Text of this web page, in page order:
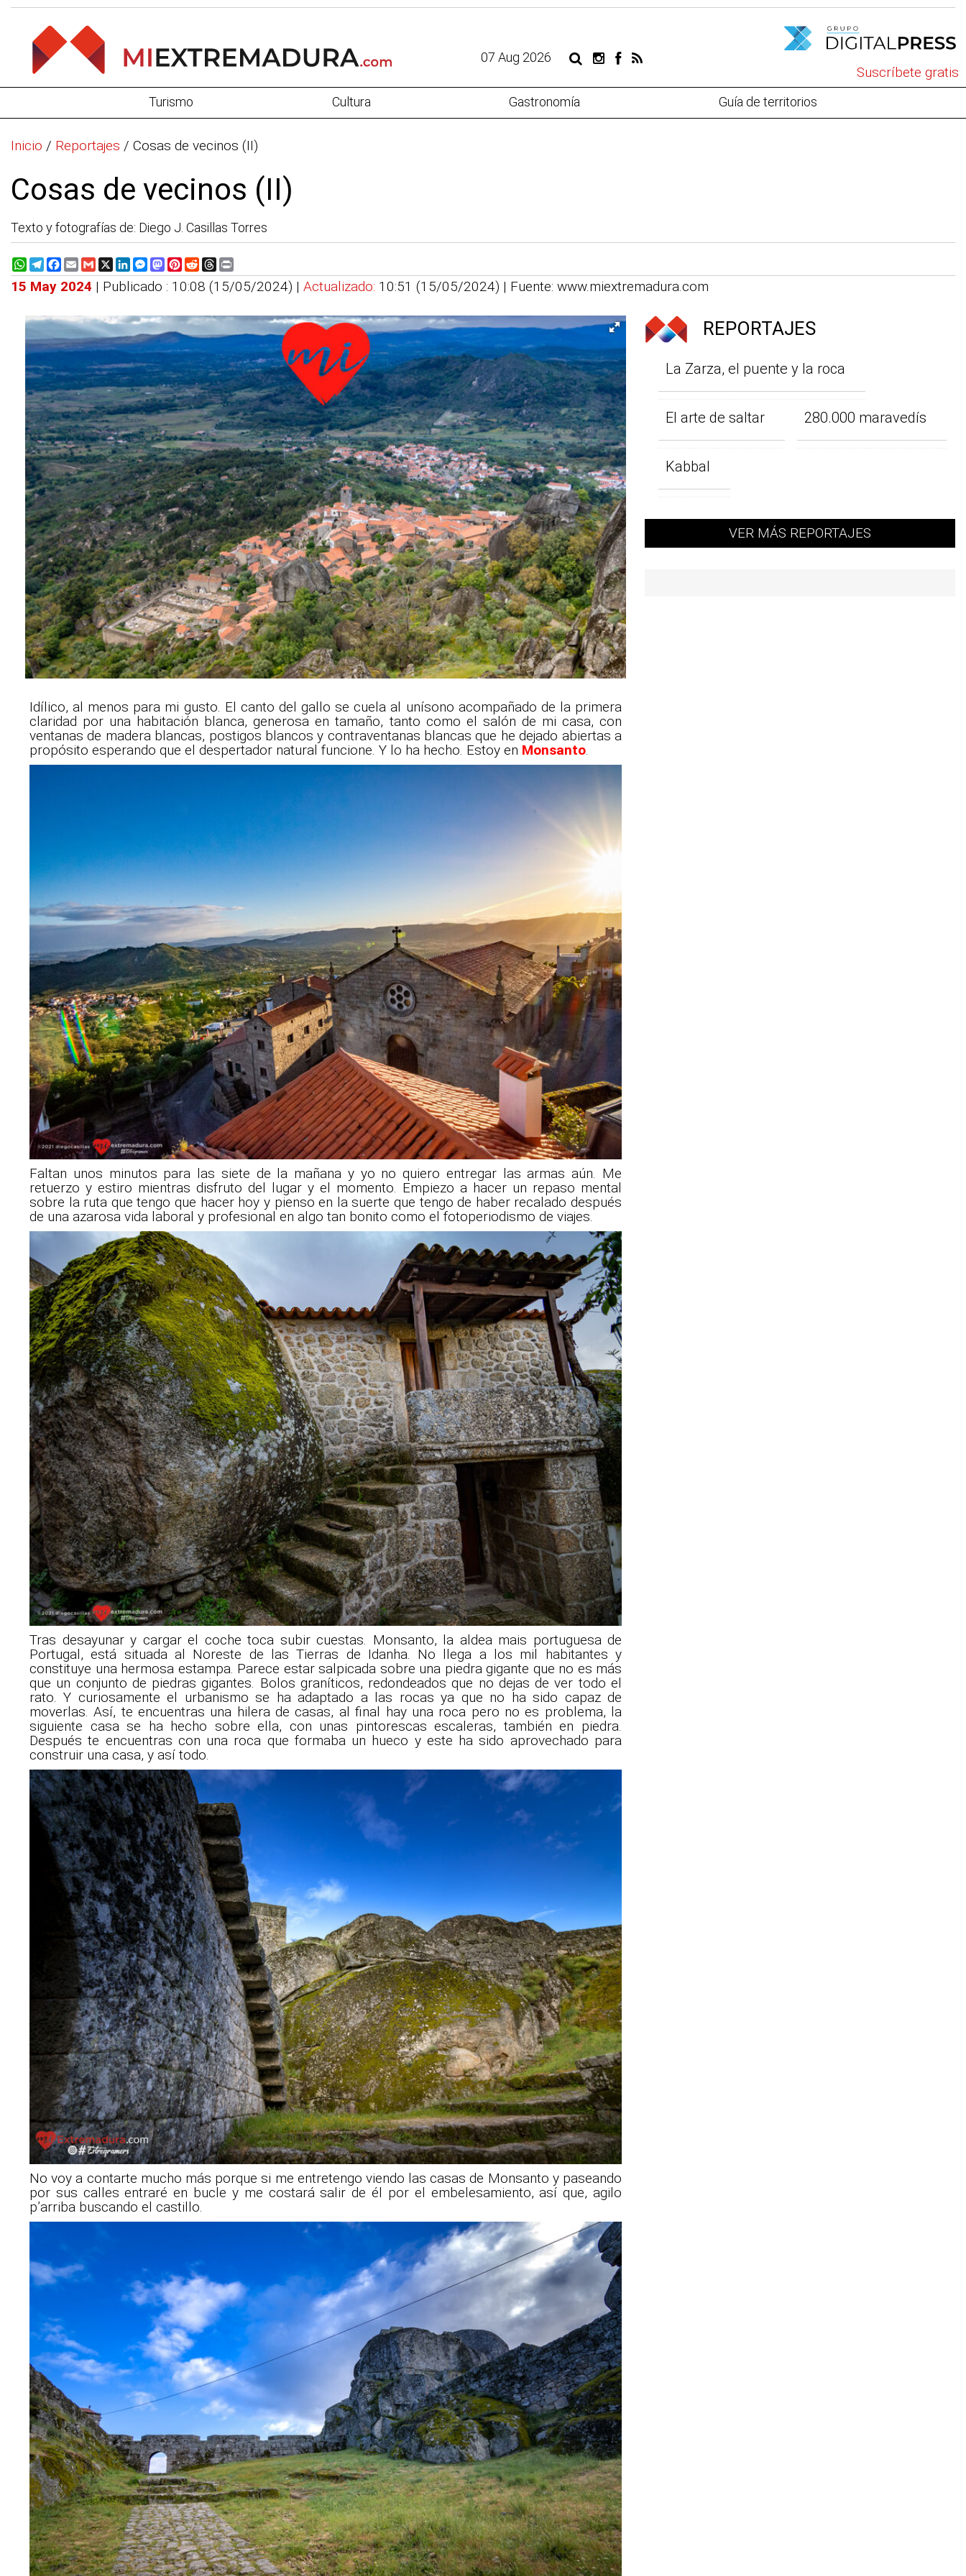
07 Aug 2026
Suscríbete gratis
Turismo Cultura Gastronomía Guía de territorios
Inicio / Reportajes / Cosas de vecinos (II)
Cosas de vecinos (II)
Texto y fotografías de: Diego J. Casillas Torres
WhatsApp
Telegram
Facebook
EmailGmail
X LinkedIn
Messenger
Mastodon
Pinterest
RedditThreads
15 May 2024 | Publicado : 10:08 (15/05/2024) | Actualizado: 10:51 (15/05/2024) | Fuente: www.miextremadura.com
Idílico, al menos para mi gusto. El canto del gallo se cuela al unísono acompañado de la primera
claridad por una habitación blanca, generosa en tamaño, tanto como el salón de mi casa, con
ventanas de madera blancas, postigos blancos y contraventanas blancas que he dejado abiertas a
propósito esperando que el despertador natural funcione. Y lo ha hecho. Estoy en Monsanto.
Faltan unos minutos para las siete de la mañana y yo no quiero entregar las armas aún. Me
retuerzo y estiro mientras disfruto del lugar y el momento. Empiezo a hacer un repaso mental
sobre la ruta que tengo que hacer hoy y pienso en la suerte que tengo de haber recalado después
de una azarosa vida laboral y profesional en algo tan bonito como el fotoperiodismo de viajes.
Tras desayunar y cargar el coche toca subir cuestas. Monsanto, la aldea mais portuguesa de
Portugal, está situada al Noreste de las Tierras de Idanha. No llega a los mil habitantes y
constituye una hermosa estampa. Parece estar salpicada sobre una piedra gigante que no es más
que un conjunto de piedras gigantes. Bolos graníticos, redondeados que no dejas de ver todo el
rato. Y curiosamente el urbanismo se ha adaptado a las rocas ya que no ha sido capaz de
moverlas. Así, te encuentras una hilera de casas, al final hay una roca pero no es problema, la
siguiente casa se ha hecho sobre ella, con unas pintorescas escaleras, también en piedra.
Después te encuentras con una roca que formaba un hueco y este ha sido aprovechado para
construir una casa, y así todo.
No voy a contarte mucho más porque si me entretengo viendo las casas de Monsanto y paseando
por sus calles entraré en bucle y me costará salir de él por el embelesamiento, así que, agilo
p’arriba buscando el castillo.
REPORTAJES
La Zarza, el puente y la roca
El arte de saltar 280.000 maravedís
Kabbal
VER MÁS REPORTAJES